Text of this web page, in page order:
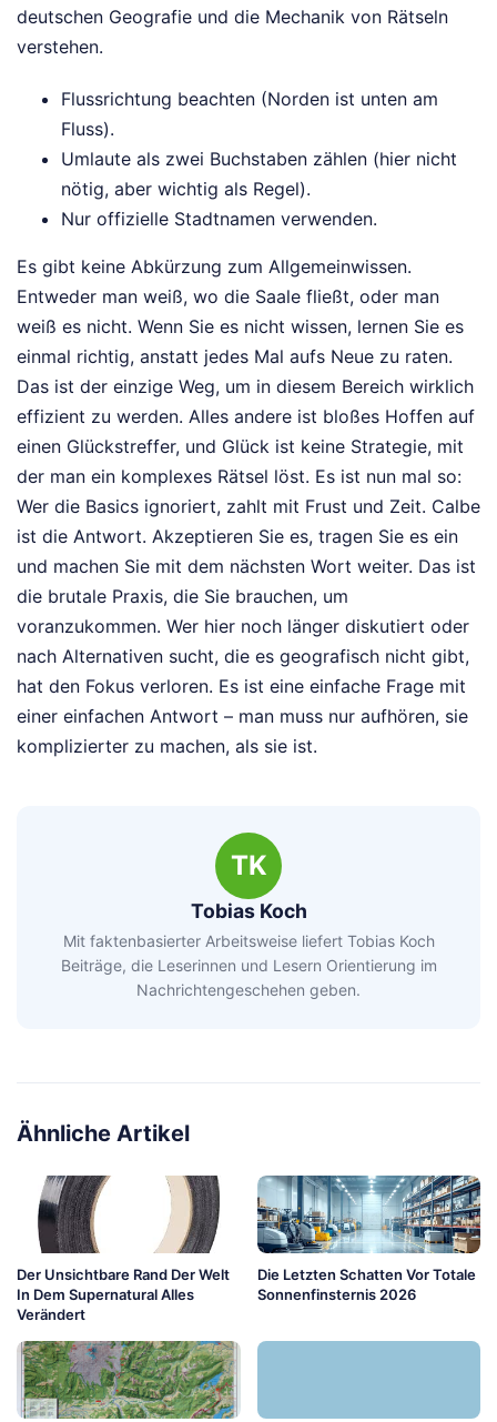
deutschen Geografie und die Mechanik von Rätseln
verstehen.
Flussrichtung beachten (Norden ist unten am
Fluss).
Umlaute als zwei Buchstaben zählen (hier nicht
nötig, aber wichtig als Regel).
Nur offizielle Stadtnamen verwenden.
Es gibt keine Abkürzung zum Allgemeinwissen.
Entweder man weiß, wo die Saale fließt, oder man
weiß es nicht. Wenn Sie es nicht wissen, lernen Sie es
einmal richtig, anstatt jedes Mal aufs Neue zu raten.
Das ist der einzige Weg, um in diesem Bereich wirklich
effizient zu werden. Alles andere ist bloßes Hoffen auf
einen Glückstreffer, und Glück ist keine Strategie, mit
der man ein komplexes Rätsel löst. Es ist nun mal so:
Wer die Basics ignoriert, zahlt mit Frust und Zeit. Calbe
ist die Antwort. Akzeptieren Sie es, tragen Sie es ein
und machen Sie mit dem nächsten Wort weiter. Das ist
die brutale Praxis, die Sie brauchen, um
voranzukommen. Wer hier noch länger diskutiert oder
nach Alternativen sucht, die es geografisch nicht gibt,
hat den Fokus verloren. Es ist eine einfache Frage mit
einer einfachen Antwort – man muss nur aufhören, sie
komplizierter zu machen, als sie ist.
TK
Tobias Koch
Mit faktenbasierter Arbeitsweise liefert Tobias Koch
Beiträge, die Leserinnen und Lesern Orientierung im
Nachrichtengeschehen geben.
Ähnliche Artikel
Der Unsichtbare Rand Der Welt
In Dem Supernatural Alles
Verändert
Die Letzten Schatten Vor Totale
Sonnenfinsternis 2026